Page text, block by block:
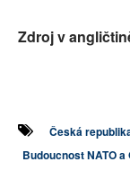
Zdroj v
Česká
Budoucnost NATO a